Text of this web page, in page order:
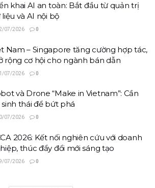
khai AI an toàn: Bắt đầu từ quản trị
liệu và AI nội bộ
07/2026 0
Nam – Singapore tăng cường hợp tác,
rộng cơ hội cho ngành bán dẫn
07/2026 0
và Drone “Make in Vietnam”: Cần
sinh thái để bứt phá
07/2026 0
2026: Kết nối nghiên cứu với doanh
thúc đẩy đổi mới sáng tạo
07/2026 0